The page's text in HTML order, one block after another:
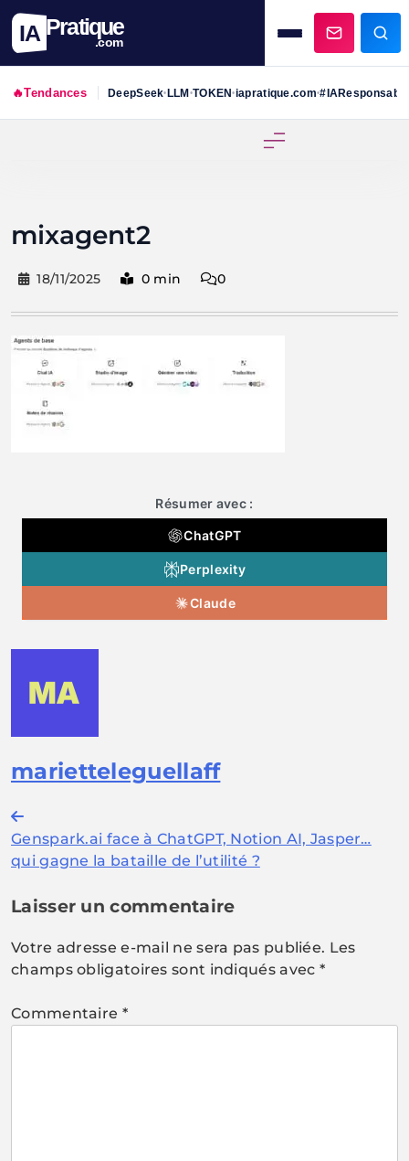
IA Pratique
.com
🔥Tendances DeepSeek•LLM•TOKEN•iapratique.com•#IAResponsable
mixagent2
18/11/2025 0 min 0
Résumer avec :
ChatGPT
Perplexity
Claude
marietteleguellaff
Navigation
de
Genspark.ai face à ChatGPT, Notion AI, Jasper…
qui gagne la bataille de l’utilité ?
Laisser un commentaire
Votre adresse e-mail ne sera pas publiée. Les
champs obligatoires sont indiqués avec *
Commentaire *